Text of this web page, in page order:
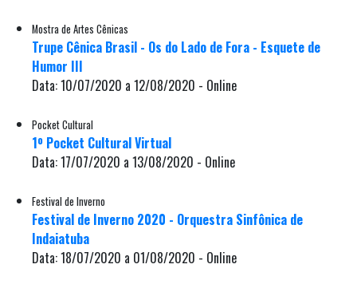
Mostra de Artes Cênicas
Trupe Cênica Brasil - Os do Lado de Fora - Esquete de
Humor III
Data: 10/07/2020 a 12/08/2020 - Online
Pocket Cultural
1º Pocket Cultural Virtual
Data: 17/07/2020 a 13/08/2020 - Online
Festival de Inverno
Festival de Inverno 2020 - Orquestra Sinfônica de
Indaiatuba
Data: 18/07/2020 a 01/08/2020 - Online